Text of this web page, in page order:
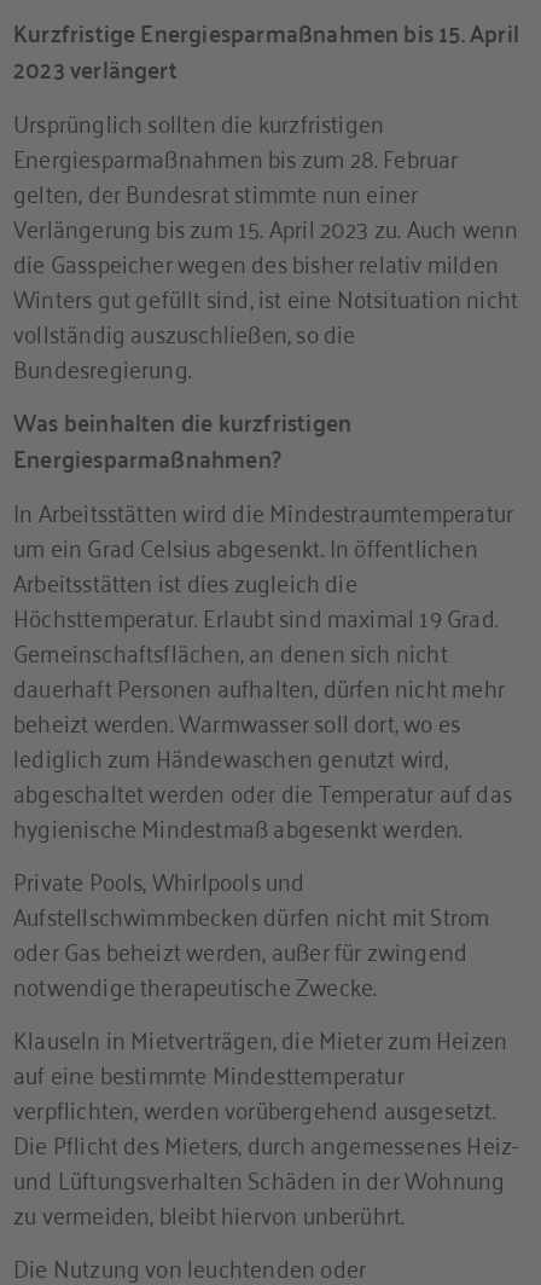
Kurzfristige Energiesparmaßnahmen bis 15. April
2023 verlängert
Ursprünglich sollten die kurzfristigen
Energiesparmaßnahmen bis zum 28. Februar
gelten, der Bundesrat stimmte nun einer
Verlängerung bis zum 15. April 2023 zu. Auch wenn
die Gasspeicher wegen des bisher relativ milden
Winters gut gefüllt sind, ist eine Notsituation nicht
vollständig auszuschließen, so die
Bundesregierung.
Was beinhalten die kurzfristigen
Energiesparmaßnahmen?
In Arbeitsstätten wird die Mindestraumtemperatur
um ein Grad Celsius abgesenkt. In öffentlichen
Arbeitsstätten ist dies zugleich die
Höchsttemperatur. Erlaubt sind maximal 19 Grad.
Gemeinschaftsflächen, an denen sich nicht
dauerhaft Personen aufhalten, dürfen nicht mehr
beheizt werden. Warmwasser soll dort, wo es
lediglich zum Händewaschen genutzt wird,
abgeschaltet werden oder die Temperatur auf das
hygienische Mindestmaß abgesenkt werden.
Private Pools, Whirlpools und
Aufstellschwimmbecken dürfen nicht mit Strom
oder Gas beheizt werden, außer für zwingend
notwendige therapeutische Zwecke.
Klauseln in Mietverträgen, die Mieter zum Heizen
auf eine bestimmte Mindesttemperatur
verpflichten, werden vorübergehend ausgesetzt.
Die Pflicht des Mieters, durch angemessenes Heiz-
und Lüftungsverhalten Schäden in der Wohnung
zu vermeiden, bleibt hiervon unberührt.
Die Nutzung von leuchtenden oder